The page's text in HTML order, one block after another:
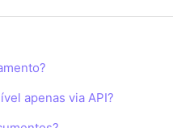
apenas via API?